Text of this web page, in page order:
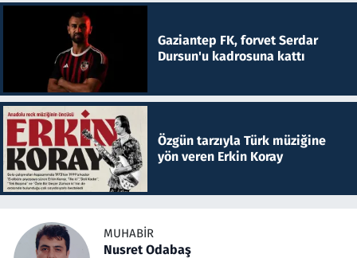
Gaziantep FK, forvet Serdar
Dursun'u kadrosuna kattı
Özgün tarzıyla Türk müziğine
yön veren Erkin Koray
MUHABIR
Nusret Odabaş